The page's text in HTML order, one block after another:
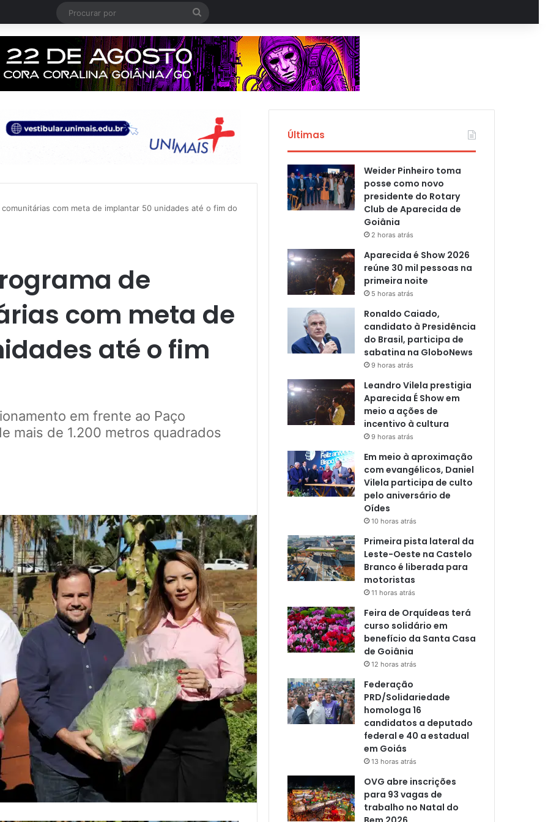
Procurar
por
com meta de implantar 50 unidades até o fim do
de
com meta de
até o fim
em frente ao Paço
mais de 1.200 metros quadrados
Últimas
Weider Pinheiro toma
posse como novo
presidente do Rotary
Club de Aparecida de
Goiânia
2 horas atrás
Aparecida é Show 2026
reúne 30 mil pessoas na
primeira noite
5 horas atrás
Ronaldo Caiado,
candidato à Presidência
do Brasil, participa de
sabatina na GloboNews
9 horas atrás
Leandro Vilela prestigia
Aparecida É Show em
meio a ações de
incentivo à cultura
9 horas atrás
Em meio à aproximação
com evangélicos, Daniel
Vilela participa de culto
pelo aniversário de
Oídes
10 horas atrás
Primeira pista lateral da
Leste-Oeste na Castelo
Branco é liberada para
motoristas
11 horas atrás
Feira de Orquídeas terá
curso solidário em
benefício da Santa Casa
de Goiânia
12 horas atrás
Federação
PRD/Solidariedade
homologa 16
candidatos a deputado
federal e 40 a estadual
em Goiás
13 horas atrás
OVG abre inscrições
para 93 vagas de
trabalho no Natal do